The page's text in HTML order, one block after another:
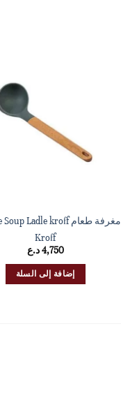
مغرفة طعام Silicone Soup Ladle kroff
Kroff
4,750د.ع
إضافة إلى السلة